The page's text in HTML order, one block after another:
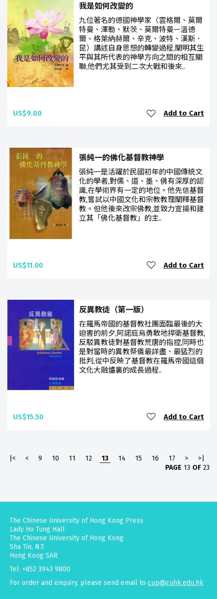
我是如何改變的
九位著名的德國神學家（雲格爾、莫爾
特曼、澤勒、默茨、莫爾特曼－溫德
爾、格萊納赫爾、辛克、波特、漢斯．
昆）講述自身思想的轉變過程,闡明其生
平與其所代表的神學方向之間的相互關
聯,他們尤其受到二次大戰和後來..
US$9.00 Add to Cart
張純一的佛化基督教神學
張純一是活躍於民國初年的中國傳統文
化的學者,對儒、道、墨、佛有深厚的認
識,在學術界有一定的地位。他先信基督
教,嘗試以中國文化和宗教教理闡釋基督
教。但他後來改宗佛教,並致力宣揚和建
立其「佛化基督教」的主..
US$11.00 Add to Cart
反異教徒（第一版）
在羅馬帝國的基督教社團面臨最後的大
迫害的前夕,阿諾庇烏勇敢地捍衛基督教,
反駁異教徒對基督教荒唐的指控,同時也
是對當時的異教祭儀最詳盡、最猛烈的
批判,從中反映了基督教在羅馬帝國這個
文化大融爐裏的成長過程..
US$15.50 Add to Cart
|< < 9 10 11 12 13 14 15 16 17 >
>|
PAGE 13 OF 23
The Chinese University of Hong Kong Press
Lady Ho Tung Hall
The Chinese University of Hong Kong
Sha Tin, N.T.
Hong Kong SAR
Tel: +852 3943 9800
For order and enquiry, please send email to cup@cuhk.edu.hk